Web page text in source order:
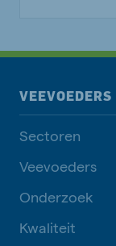
VEEVOEDERS
Sectoren
Veevoeders
Onderzoek
Kwaliteit